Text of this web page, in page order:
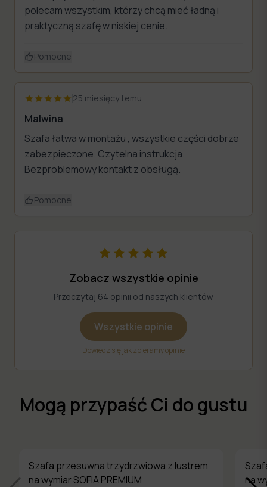
polecam wszystkim, którzy chcą mieć ładną i
praktyczną szafę w niskiej cenie.
Pomocne
25 miesięcy temu
Malwina
Szafa łatwa w montażu , wszystkie części dobrze
zabezpieczone. Czytelna instrukcja.
Bezproblemowy kontakt z obsługą.
Pomocne
Zobacz wszystkie opinie
Przeczytaj 64 opinii od naszych klientów
Wszystkie opinie
Dowiedz się jak zbieramy opinie
Mogą przypaść Ci do gustu
Szafa przesuwna trzydrzwiowa z lustrem
na wymiar SOFIA PREMIUM
na